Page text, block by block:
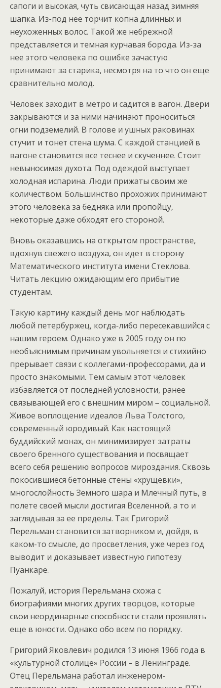
сапоги и высокая, чуть свисающая назад зимняя
шапка. Из-под нее торчит копна длинных и
неухоженных волос. Такой же небрежной
представляется и темная курчавая борода. Из-за
нее этого человека по ошибке зачастую
принимают за старика, несмотря на то что он еще
сравнительно молод.
Человек заходит в метро и садится в вагон. Двери
закрываются и за ними начинают проноситься
огни подземелий. В голове и ушных раковинах
стучит и тонет стена шума. С каждой станцией в
вагоне становится все теснее и скученнее. Стоит
невыносимая духота. Под одеждой выступает
холодная испарина. Люди прижаты своим же
количеством. Большинство прохожих принимают
этого человека за бедняка или пропойцу,
некоторые даже обходят его стороной.
Вновь оказавшись на открытом пространстве,
вдохнув свежего воздуха, он идет в сторону
Математического института имени Стеклова.
Читать лекцию ожидающим его прибытие
студентам.
Такую картину каждый день мог наблюдать
любой петербуржец, когда-либо пересекавшийся с
нашим героем. Однако уже в 2005 году он по
необъяснимым причинам увольняется и стихийно
прерывает связи с коллегами-профессорами, да и
просто знакомыми. Тем самым этот человек
избавляется от последней условности, ранее
связывающей его с внешним миром – социальной.
Живое воплощение идеалов Льва Толстого,
современный юродивый. Как настоящий
буддийский монах, он минимизирует затраты
своего бренного существования и посвящает
всего себя решению вопросов мироздания. Сквозь
покосившиеся бетонные стены «хрущевки»,
многослойность Земного шара и Млечный путь, в
полете своей мысли достигая Вселенной, а то и
заглядывая за ее пределы. Так Григорий
Перельман становится затворником и, дойдя, в
каком-то смысле, до просветления, уже через год
выводит и доказывает известную гипотезу
Пуанкаре.
Пожалуй, история Перельмана схожа с
биографиями многих других творцов, которые
свои неординарные способности стали проявлять
еще в юности. Однако обо всем по порядку.
Григорий Яковлевич родился 13 июня 1966 года в
«культурной столице» России – в Ленинграде.
Отец Перельмана работал инженером-